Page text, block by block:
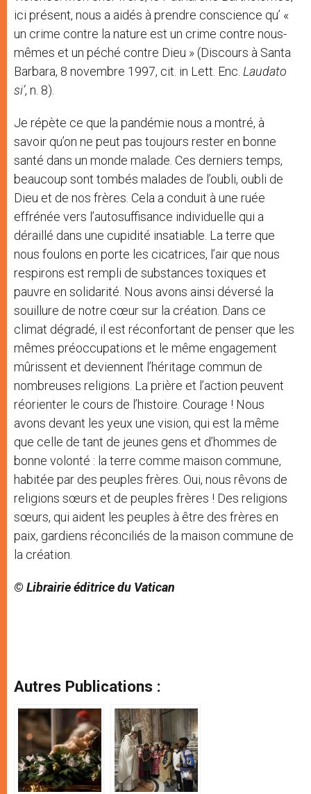
ici présent, nous a aidés à prendre conscience qu’ «
un crime contre la nature est un crime contre nous-
mêmes et un péché contre Dieu » (Discours à Santa
Barbara, 8 novembre 1997, cit. in Lett. Enc. Laudato
si’, n. 8).
Je répète ce que la pandémie nous a montré, à
savoir qu’on ne peut pas toujours rester en bonne
santé dans un monde malade. Ces derniers temps,
beaucoup sont tombés malades de l’oubli, oubli de
Dieu et de nos frères. Cela a conduit à une ruée
effrénée vers l’autosuffisance individuelle qui a
déraillé dans une cupidité insatiable. La terre que
nous foulons en porte les cicatrices, l’air que nous
respirons est rempli de substances toxiques et
pauvre en solidarité. Nous avons ainsi déversé la
souillure de notre cœur sur la création. Dans ce
climat dégradé, il est réconfortant de penser que les
mêmes préoccupations et le même engagement
mûrissent et deviennent l’héritage commun de
nombreuses religions. La prière et l’action peuvent
réorienter le cours de l’histoire. Courage ! Nous
avons devant les yeux une vision, qui est la même
que celle de tant de jeunes gens et d’hommes de
bonne volonté : la terre comme maison commune,
habitée par des peuples frères. Oui, nous rêvons de
religions sœurs et de peuples frères ! Des religions
sœurs, qui aident les peuples à être des frères en
paix, gardiens réconciliés de la maison commune de
la création.
© Librairie éditrice du Vatican
Autres Publications :